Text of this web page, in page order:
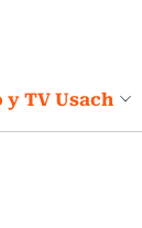
TV Usach